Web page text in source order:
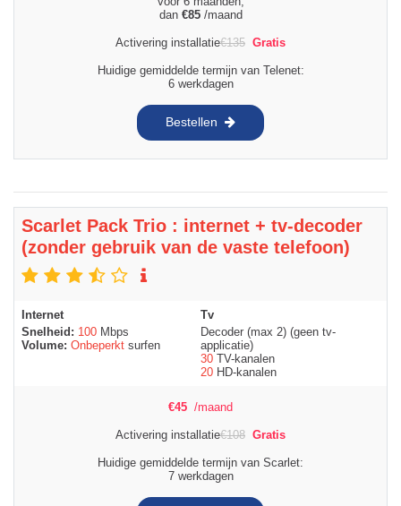
dan €85/maand
Activering installatie€135 Gratis
Huidige gemiddelde termijn van Telenet:
6 werkdagen
Bestellen
Scarlet Pack Trio : internet + tv-decoder
(zonder gebruik van de vaste telefoon)
Internet
Snelheid: 100 Mbps
Volume: Onbeperkt surfen
Tv
Decoder (max 2) (geen tv-
applicatie)
30 TV-kanalen
20 HD-kanalen
€45 /maand
Activering installatie€108 Gratis
Huidige gemiddelde termijn van Scarlet:
7 werkdagen